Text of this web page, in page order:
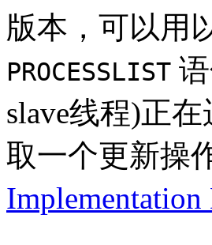
版本，可以用
PROCESSLIST
slave线程)正
取一个更新操
Implementation